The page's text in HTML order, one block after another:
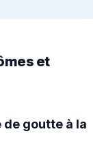
et
goutte à la